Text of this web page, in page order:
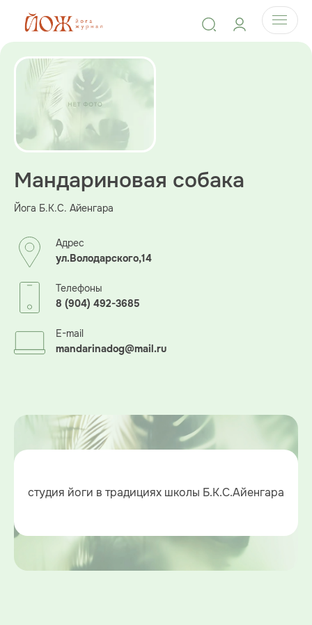
Мандариновая собака
Йога Б.К.С. Айенгара
Адрес
ул.Володарского,14
Телефоны
8 (904) 492-3685
E-mail
mandarinadog@mail.ru
студия йоги в традициях школы Б.К.С.Айенгара